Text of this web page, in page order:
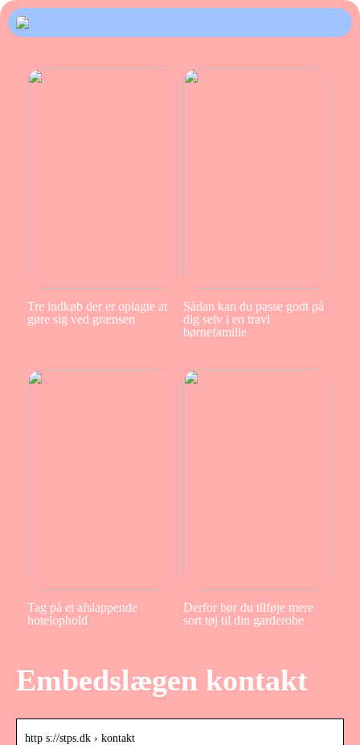
Tre indkøb der er oplagte at
gøre sig ved grænsen
Sådan kan du passe godt på
dig selv i en travl
børnefamilie
Tag på et afslappende
hotelophold
Derfor bør du tilføje mere
sort tøj til din garderobe
Embedslægen kontakt
http s://stps.dk › kontakt